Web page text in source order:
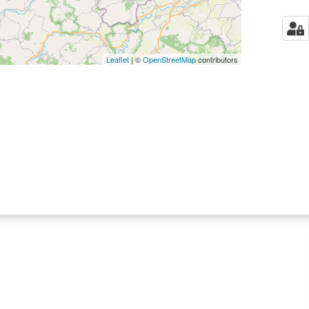
Leaflet | ©OpenStreetMapcontributors